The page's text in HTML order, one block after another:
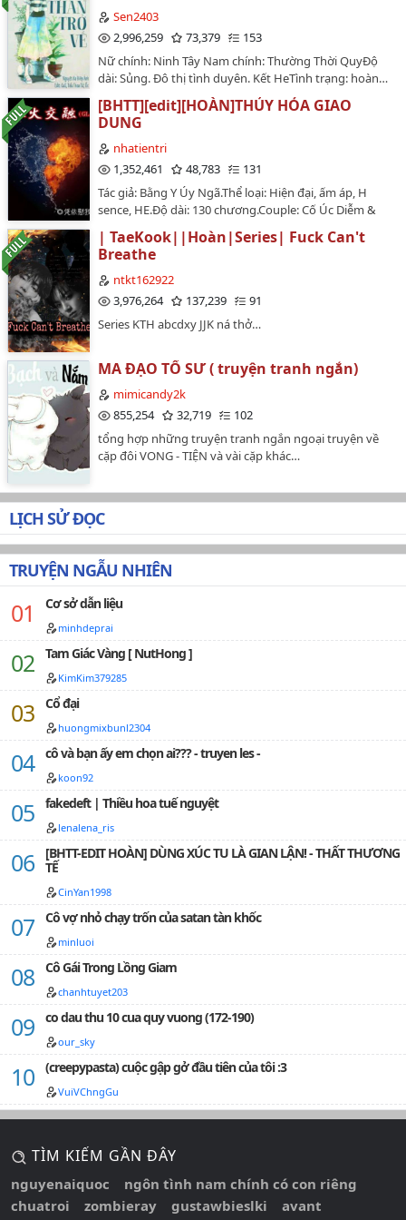
Sen2403
2,996,259
73,379
153
Nữ chính: Ninh Tây Nam chính: Thường Thời QuyĐộ
dài: Sủng. Đô thị tình duyên. Kết HeTình trạng: hoàn…
[BHTT][edit][HOÀN]THỦY HỎA GIAO
DUNG
nhatientri
1,352,461
48,783
131
Tác giả: Bằng Y Úy Ngã.Thể loại: Hiện đại, ấm áp, H
sence, HE.Độ dài: 130 chương.Couple: Cố Úc Diễm &
Thương.Editor: nhatientriTình trạng: đã được edit
xong…
| TaeKook||Hoàn|Series| Fuck Can't
Breathe
ntkt162922
3,976,264
137,239
91
Series KTH abcdxy JJK ná thở…
MA ĐẠO TỔ SƯ ( truyện tranh ngắn)
mimicandy2k
855,254
32,719
102
tổng hợp những truyện tranh ngắn ngoại truyện về
cặp đôi VONG - TIỆN và vài cặp khác…
LỊCH SỬ ĐỌC
TRUYỆN NGẪU NHIÊN
Cơ sở dẫn liệu
minhdeprai
Tam Giác Vàng [ NutHong ]
KimKim379285
Cổ đại
huongmixbunl2304
cô và bạn ấy em chọn ai??? - truyen les -
koon92
fakedeft | Thiều hoa tuế nguyệt
lenalena_ris
[BHTT-EDIT HOÀN] DÙNG XÚC TU LÀ GIAN LẬN! - THẤT THƯƠNG
TẾ
CinYan1998
Cô vợ nhỏ chạy trốn của satan tàn khốc
minluoi
Cô Gái Trong Lồng Giam
chanhtuyet203
co dau thu 10 cua quy vuong (172-190)
our_sky
(creepypasta) cuộc gập gở đầu tiên của tôi :3
VuiVChngGu
TÌM KIẾM GẦN ĐÂY
nguyenaiquoc
ngôn tình nam chính có con riêng
chuatroi
zombieray gustawbieslki
avant